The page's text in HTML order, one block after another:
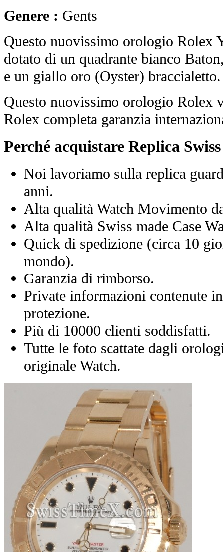
Genere : Gents
Questo nuovissimo orologio Rolex
dotato di un quadrante bianco
e un giallo oro (Oyster) braccialetto.
Questo nuovissimo orologio Rolex
Rolex completa garanzia
Perché acquistare Replica
Noi lavoriamo sulla replica
anni.
Alta qualità Watch Movimento
Alta qualità Swiss made Case
Quick di spedizione (circa 10
mondo).
Garanzia di rimborso.
Private informazioni contenute
protezione.
Più di 10000 clienti soddisfatti.
Tutte le foto scattate dagli
originale Watch.